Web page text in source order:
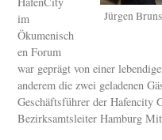
Jürgen
im
Ökumenisch
en Forum
war geprägt von einer
anderem die zwei geladenen
Geschäftsführer der Hafencity
Bezirksamtsleiter Hamburg